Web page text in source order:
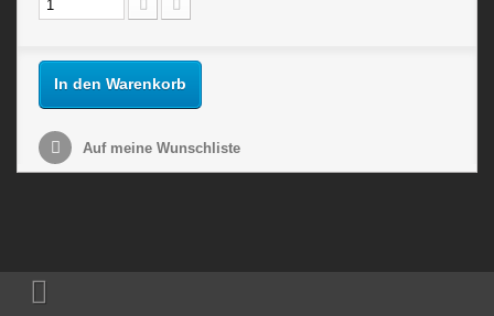
In den Warenkorb
Auf meine Wunschliste